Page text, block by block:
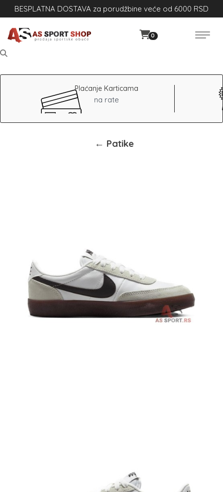
BESPLATNA DOSTAVA za porudžbine veće od 6000 RSD
0
Plaćanje Karticama
na rate
← Patike